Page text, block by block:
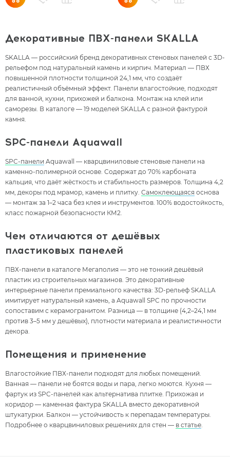
Декоративные ПВХ-панели SKALLA
SKALLA — российский бренд декоративных стеновых панелей с 3D-
рельефом под натуральный камень и кирпич. Материал — ПВХ
повышенной плотности толщиной 24,1 мм, что создаёт
реалистичный объёмный эффект. Панели влагостойкие, подходят
для ванной, кухни, прихожей и балкона. Монтаж на клей или
саморезы. В каталоге — 19 моделей SKALLA с разной фактурой
камня.
SPC-панели Aquawall
SPC-панели Aquawall — кварцвиниловые стеновые панели на
каменно-полимерной основе. Содержат до 70% карбоната
кальция, что даёт жёсткость и стабильность размеров. Толщина 4,2
мм, декоры под мрамор, камень и плитку. Самоклеющаяся основа
— монтаж за 1–2 часа без клея и инструментов. 100% водостойкость,
класс пожарной безопасности КМ2.
Чем отличаются от дешёвых
пластиковых панелей
ПВХ-панели в каталоге Мегаполия — это не тонкий дешёвый
пластик из строительных магазинов. Это декоративные
интерьерные панели премиального качества: 3D-рельеф SKALLA
имитирует натуральный камень, а Aquawall SPC по прочности
сопоставим с керамогранитом. Разница — в толщине (4,2–24,1 мм
против 3–5 мм у дешёвых), плотности материала и реалистичности
декора.
Помещения и применение
Влагостойкие ПВХ-панели подходят для любых помещений.
Ванная — панели не боятся воды и пара, легко моются. Кухня —
фартук из SPC-панелей как альтернатива плитке. Прихожая и
коридор — каменная фактура SKALLA вместо декоративной
штукатурки. Балкон — устойчивость к перепадам температуры.
Подробнее о кварцвиниловых решениях для стен — в статье